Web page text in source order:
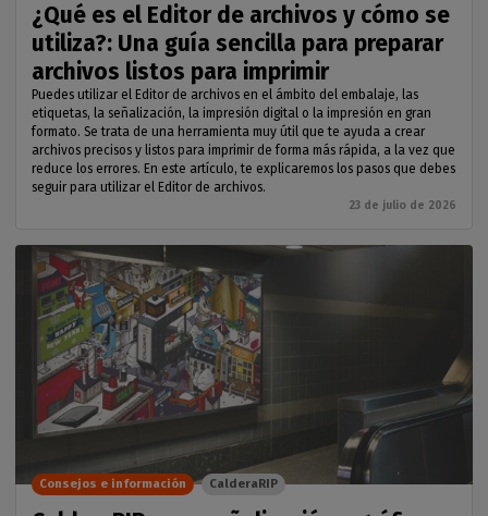
¿Qué es el Editor de archivos y cómo se
utiliza?: Una guía sencilla para preparar
archivos listos para imprimir
Puedes utilizar el Editor de archivos en el ámbito del embalaje, las
etiquetas, la señalización, la impresión digital o la impresión en gran
formato. Se trata de una herramienta muy útil que te ayuda a crear
archivos precisos y listos para imprimir de forma más rápida, a la vez que
reduce los errores. En este artículo, te explicaremos los pasos que debes
seguir para utilizar el Editor de archivos.
23 de julio de 2026
Consejos e información CalderaRIP